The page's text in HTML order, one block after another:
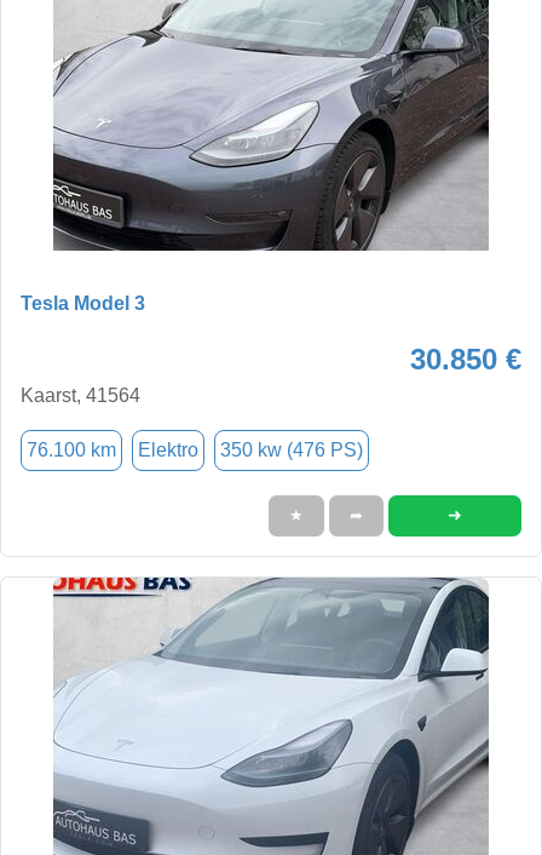
Tesla Model 3
30.850 €
Kaarst, 41564
76.100 km Elektro 350 kw (476 PS)
★ ➦ ➜